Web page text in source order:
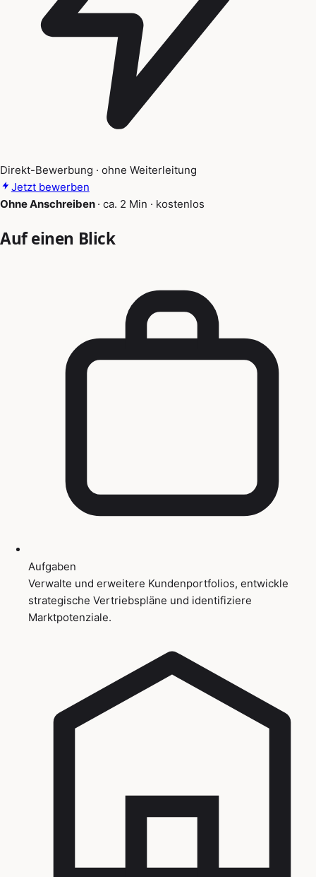
Direkt-Bewerbung · ohne Weiterleitung
Jetzt bewerben
Ohne Anschreiben · ca. 2 Min · kostenlos
Auf einen Blick
Aufgaben
Verwalte und erweitere Kundenportfolios, entwickle
strategische Vertriebspläne und identifiziere
Marktpotenziale.